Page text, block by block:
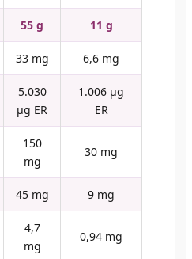
55 g 11 g
33 mg 6,6 mg
5.030
µg ER
1.006 µg
ER
150
mg
30 mg
45 mg 9 mg
4,7
mg
0,94 mg